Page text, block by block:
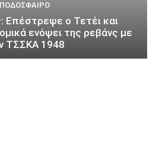
ΠΟΔΌΣΦΑΙΡΟ
Επέστρεψε ο Τετέι και
ενόψει της ρεβάνς με
ΤΣΣΚΑ 1948